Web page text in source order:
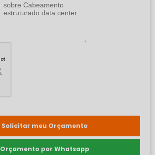
Solicitar meu Orçamento
Orçamento por Whatsapp